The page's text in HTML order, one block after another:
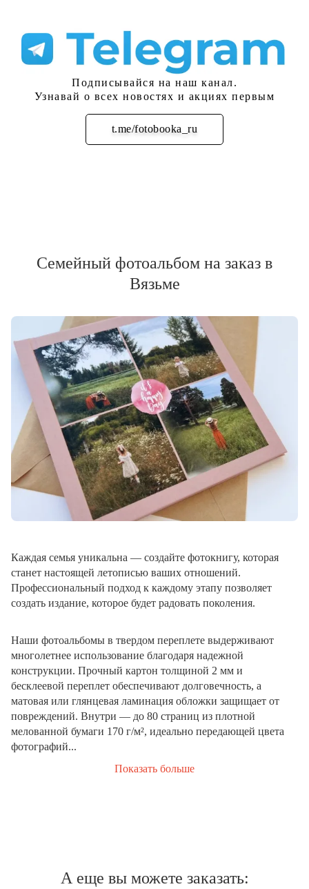
Подписывайся на наш канал.
Узнавай о всех новостях и акциях первым
t.me/fotobooka_ru
Подписаться
Семейный фотоальбом на заказ в
Вязьме
Каждая семья уникальна — создайте фотокнигу, которая
станет настоящей летописью ваших отношений.
Профессиональный подход к каждому этапу позволяет
создать издание, которое будет радовать поколения.
Наши фотоальбомы в твердом переплете выдерживают
многолетнее использование благодаря надежной
конструкции. Прочный картон толщиной 2 мм и
бесклеевой переплет обеспечивают долговечность, а
матовая или глянцевая ламинация обложки защищает от
повреждений. Внутри — до 80 страниц из плотной
мелованной бумаги 170 г/м², идеально передающей цвета
фотографий...
Показать больше
А еще вы можете заказать: